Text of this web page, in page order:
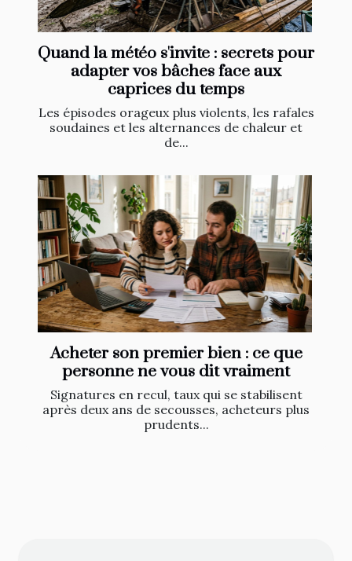
Quand la météo s'invite : secrets pour
adapter vos bâches face aux
caprices du temps
Les épisodes orageux plus violents, les rafales
soudaines et les alternances de chaleur et
de...
Acheter son premier bien : ce que
personne ne vous dit vraiment
Signatures en recul, taux qui se stabilisent
après deux ans de secousses, acheteurs plus
prudents...